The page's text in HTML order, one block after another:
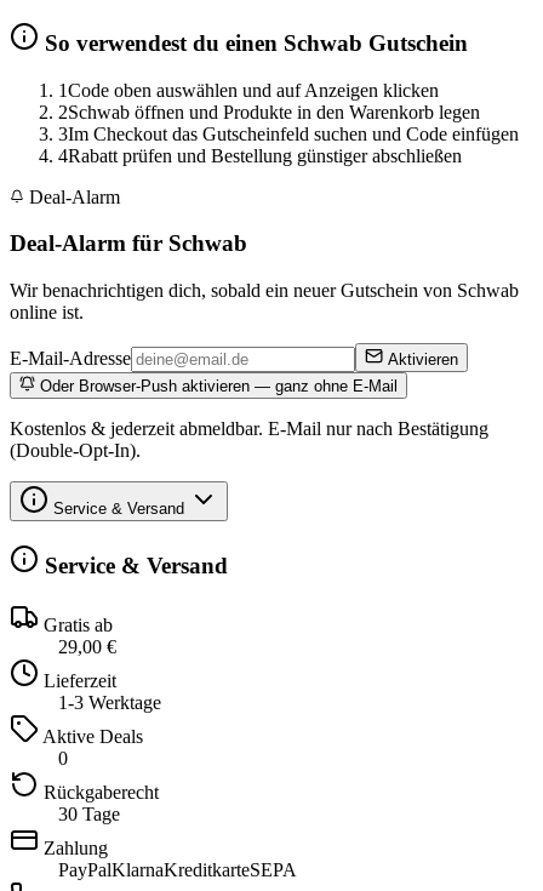
So verwendest du einen Schwab Gutschein
1Code oben auswählen und auf Anzeigen klicken
2Schwab öffnen und Produkte in den Warenkorb legen
3Im Checkout das Gutscheinfeld suchen und Code einfügen
4Rabatt prüfen und Bestellung günstiger abschließen
Deal-Alarm
Deal-Alarm für Schwab
Wir benachrichtigen dich, sobald ein neuer Gutschein von Schwab
online ist.
E-Mail-Adresse
Aktivieren
Oder Browser-Push aktivieren — ganz ohne E-Mail
Kostenlos & jederzeit abmeldbar. E-Mail nur nach Bestätigung
(Double-Opt-In).
Service & Versand
Service & Versand
Gratis ab
29,00 €
Lieferzeit
1-3 Werktage
Aktive Deals
0
Rückgaberecht
30 Tage
Zahlung
PayPalKlarnaKreditkarteSEPA